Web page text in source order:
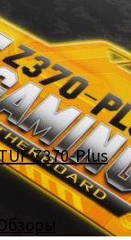
Z370-Plus